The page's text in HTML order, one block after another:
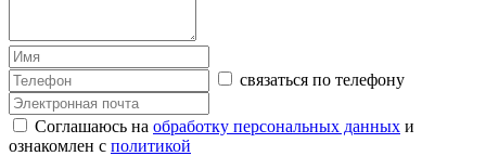
связаться по телефону
Соглашаюсь на обработку персональных данных и
ознакомлен с политикой